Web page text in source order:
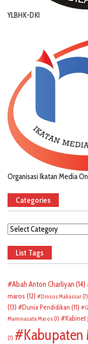
YLBHK-DKI
Organisasi Ikatan Media
Categories
Categories
List Tags
Abah Anton Charliyan (14)
maros (12) Dinsos Makassar (7)
(13)
Dunia Pendidikan (11)
Maminasata Maros (7) Kabinet
(7) Kabupaten